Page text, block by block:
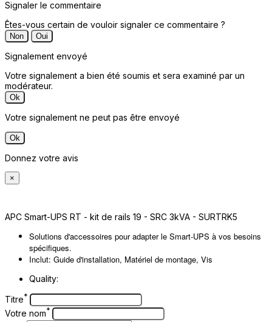
Signaler le commentaire
Êtes-vous certain de vouloir signaler ce commentaire ?
Non Oui
Signalement envoyé
Votre signalement a bien été soumis et sera examiné par un
modérateur.
Ok
Votre signalement ne peut pas être envoyé
Ok
Donnez votre avis
×
APC Smart-UPS RT - kit de rails 19 - SRC 3kVA - SURTRK5
Solutions d'accessoires pour adapter le Smart-UPS à vos besoins
spécifiques.
Inclut: Guide d'installation, Matériel de montage, Vis
Quality:
Titre*
Votre nom*